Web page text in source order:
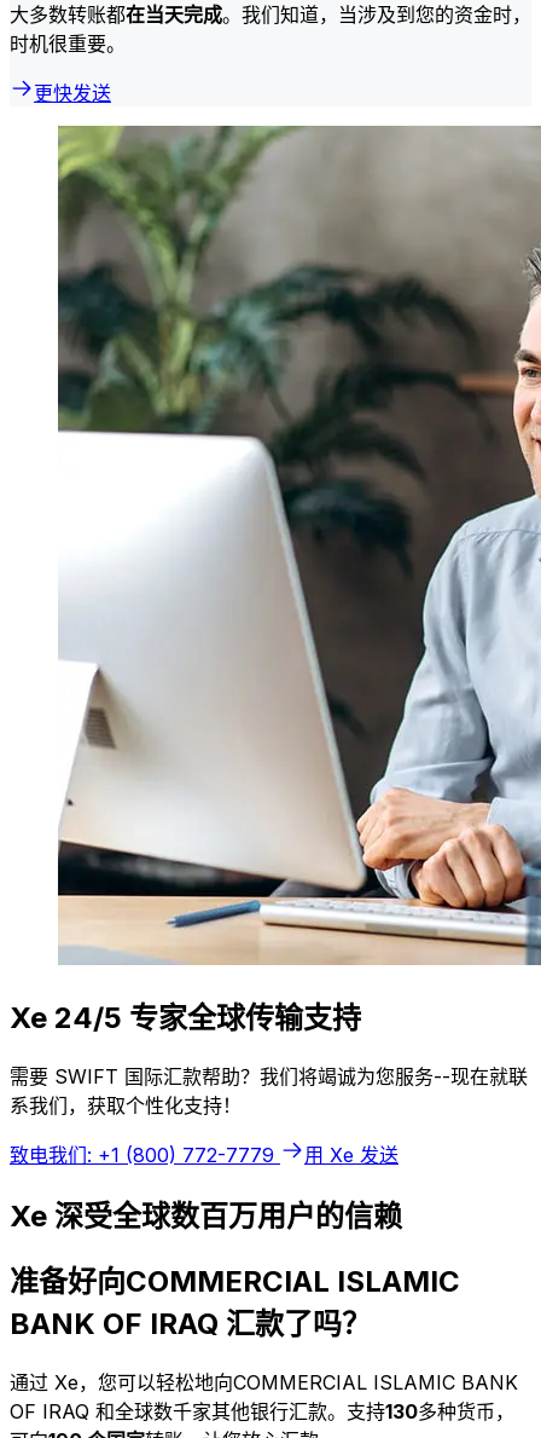
大多数转账都在当天完成。我们知道，当涉及到您的资金时，
时机很重要。
更快发送
Xe 24/5 专家全球传输支持
需要 SWIFT 国际汇款帮助？我们将竭诚为您服务--现在就联
系我们，获取个性化支持！
致电我们: +1 (800) 772-7779 用 Xe 发送
Xe 深受全球数百万用户的信赖
准备好向COMMERCIAL ISLAMIC
BANK OF IRAQ 汇款了吗？
通过 Xe，您可以轻松地向COMMERCIAL ISLAMIC BANK
OF IRAQ 和全球数千家其他银行汇款。支持130多种货币，